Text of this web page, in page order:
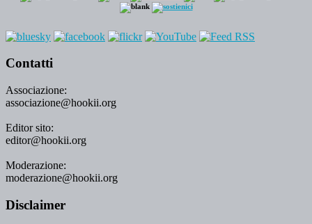
Contatti
Associazione:
associazione@hookii.org
Editor sito:
editor@hookii.org
Moderazione:
moderazione@hookii.org
Disclaimer